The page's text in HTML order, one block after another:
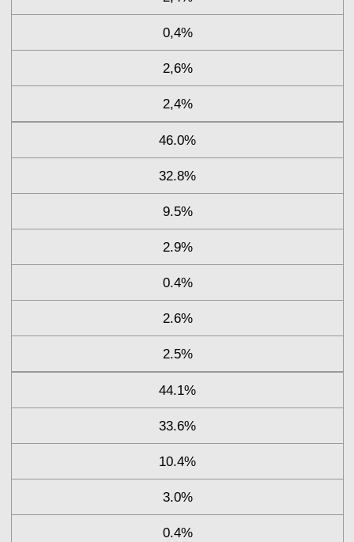
0,4%
2,6%
2,4%
46.0%
32.8%
9.5%
2.9%
0.4%
2.6%
2.5%
44.1%
33.6%
10.4%
3.0%
0.4%